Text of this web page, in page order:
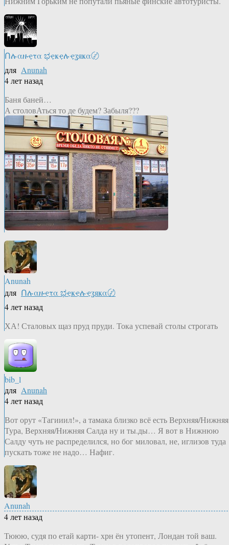
Ոሉαዙҿτα ಭҿҝҿሉҿʓяҝα〄
для Anunah
4 лет назад
Баня баней…
А столовАться то де будем? Забыля???
Anunah
для Ոሉαዙҿτα ಭҿҝҿሉҿʓяҝα〄
4 лет назад
ХА! Сталовых щаз пруд пруди. Тока успевай столы строгать
bib_l
для Anunah
4 лет назад
Вот орут «Тагииил!», а тамака близко всё есть Верхняя/Нижняя
Тура, Верхняя/Нижняя Салда ну и ты.ды… Я вот в Нижнюю
Салду чуть не распределился, но бог миловал, не, иглизов туда
пускать тоже не надо… Нафиг.
Anunah
4 лет назад
Тююю, судя по етай карти- хрн ён утопент, Лондан той ваш.